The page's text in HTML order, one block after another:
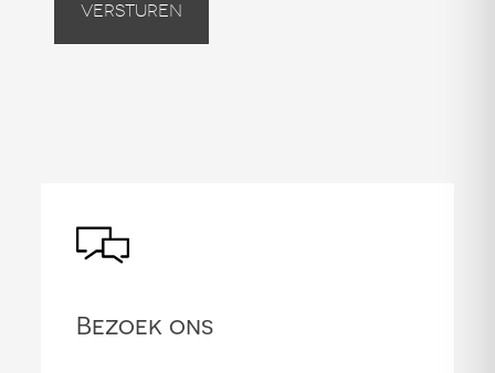
Versturen
Bezoek ons